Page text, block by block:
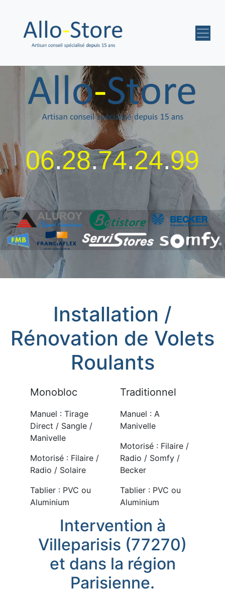
06.28.74.24.99
Installation /
Rénovation de Volets
Roulants
Monobloc
Manuel : Tirage
Direct / Sangle /
Manivelle
Motorisé : Filaire /
Radio / Solaire
Tablier : PVC ou
Aluminium
Traditionnel
Manuel : A
Manivelle
Motorisé : Filaire /
Radio / Somfy /
Becker
Tablier : PVC ou
Aluminium
Intervention à
Villeparisis (77270)
et dans la région
Parisienne.